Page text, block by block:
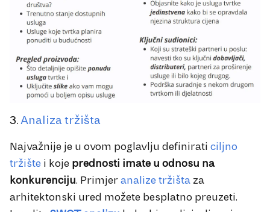
3. Analiza tržišta
Najvažnije je u ovom poglavlju definirati ciljno
tržište i koje prednosti imate u odnosu na
konkurenciju. Primjer analize tržišta za
arhitektonski ured možete besplatno preuzeti.